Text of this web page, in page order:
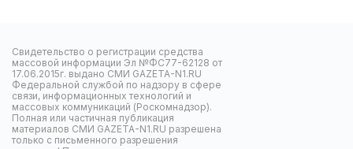
Свидетельство о регистрации средства
массовой информации Эл №ФС77-62128 от
17.06.2015г. выдано СМИ GAZETA-N1.RU
Федеральной службой по надзору в сфере
связи, информационных технологий и
массовых коммуникаций (Роскомнадзор).
Полная или частичная публикация
материалов СМИ GAZETA-N1.RU разрешена
только с письменного разрешения